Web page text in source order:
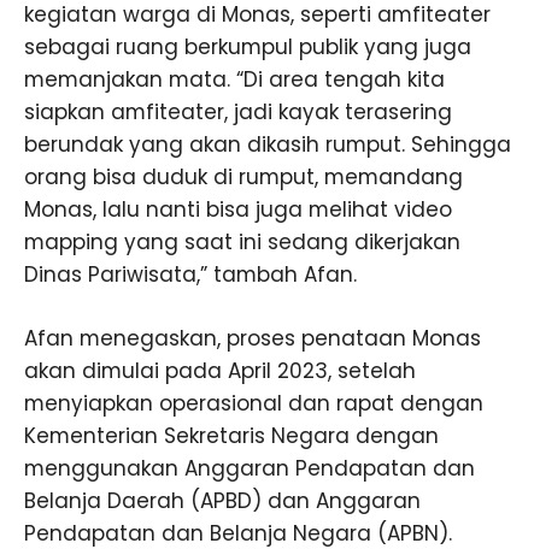
kegiatan warga di Monas, seperti amfiteater
sebagai ruang berkumpul publik yang juga
memanjakan mata. “Di area tengah kita
siapkan amfiteater, jadi kayak terasering
berundak yang akan dikasih rumput. Sehingga
orang bisa duduk di rumput, memandang
Monas, lalu nanti bisa juga melihat video
mapping yang saat ini sedang dikerjakan
Dinas Pariwisata,” tambah Afan.
Afan menegaskan, proses penataan Monas
akan dimulai pada April 2023, setelah
menyiapkan operasional dan rapat dengan
Kementerian Sekretaris Negara dengan
menggunakan Anggaran Pendapatan dan
Belanja Daerah (APBD) dan Anggaran
Pendapatan dan Belanja Negara (APBN).